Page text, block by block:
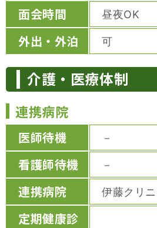
面会時間 昼夜OK
外出・外泊 可
介護・医療体制
連携病院
医師待機 －
看護師待機 －
連携病院 伊藤クリ
定期健康診